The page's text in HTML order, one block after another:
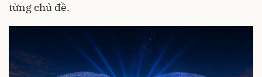
từng chủ đề.